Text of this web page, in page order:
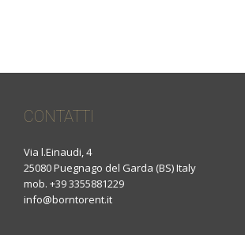
CONTATTI
Via l.Einaudi, 4
25080 Puegnago del Garda (BS) Italy
mob. +39 3355881229
info@borntorent.it